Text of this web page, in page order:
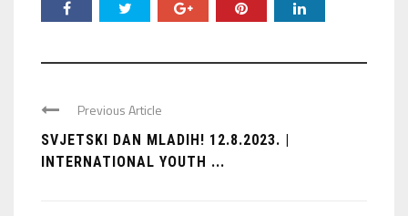
Previous Article
SVJETSKI DAN MLADIH! 12.8.2023. |
INTERNATIONAL YOUTH ...